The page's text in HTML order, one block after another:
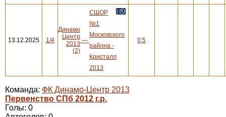
13.12.2025 1/4
Динамо
Центр
2013
(2)
—
СШОР
№1
Московского
района -
Кристалл
2013
0:5
Команда: ФК Динамо-Центр 2013
Первенство СПб 2012 г.р.
Голы: 0